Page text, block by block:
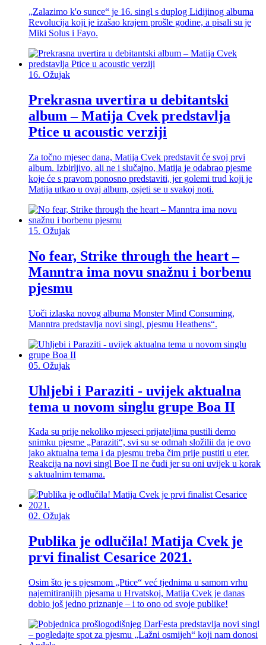
„Zalazimo k'o sunce“ je 16. singl s duplog Lidijinog albuma
Revolucija koji je izašao krajem prošle godine, a pisali su je
Miki Solus i Fayo.
16. Ožujak
Prekrasna uvertira u debitantski
album – Matija Cvek predstavlja
Ptice u acoustic verziji
Za točno mjesec dana, Matija Cvek predstavit će svoj prvi
album. Izbirljivo, ali ne i slučajno, Matija je odabrao pjesme
koje će s pravom ponosno predstaviti, jer golemi trud koji je
Matija utkao u ovaj album, osjeti se u svakoj noti.
15. Ožujak
No fear, Strike through the heart –
Manntra ima novu snažnu i borbenu
pjesmu
Uoči izlaska novog albuma Monster Mind Consuming,
Manntra predstavlja novi singl, pjesmu Heathens“.
05. Ožujak
Uhljebi i Paraziti - uvijek aktualna
tema u novom singlu grupe Boa II
Kada su prije nekoliko mjeseci prijateljima pustili demo
snimku pjesme „Paraziti“, svi su se odmah složilii da je ovo
jako aktualna tema i da pjesmu treba čim prije pustiti u eter.
Reakcija na novi singl Boe II ne čudi jer su oni uvijek u korak
s aktualnim temama.
02. Ožujak
Publika je odlučila! Matija Cvek je
prvi finalist Cesarice 2021.
Osim što je s pjesmom „Ptice“ već tjednima u samom vrhu
najemitiranijih pjesama u Hrvatskoj, Matija Cvek je danas
dobio još jedno priznanje – i to ono od svoje publike!